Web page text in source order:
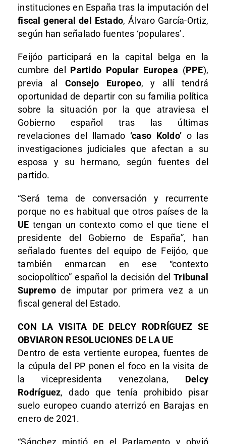
instituciones en España tras la imputación del
fiscal general del Estado, Álvaro García-Ortiz,
según han señalado fuentes ‘populares’.
Feijóo participará en la capital belga en la
cumbre del Partido Popular Europea (PPE),
previa al Consejo Europeo, y allí tendrá
oportunidad de departir con su familia política
sobre la situación por la que atraviesa el
Gobierno español tras las últimas
revelaciones del llamado ‘caso Koldo’ o las
investigaciones judiciales que afectan a su
esposa y su hermano, según fuentes del
partido.
“Será tema de conversación y recurrente
porque no es habitual que otros países de la
UE tengan un contexto como el que tiene el
presidente del Gobierno de España”, han
señalado fuentes del equipo de Feijóo, que
también enmarcan en ese “contexto
sociopolítico” español la decisión del Tribunal
Supremode imputar por primera vez a un
fiscal general del Estado.
CON LA VISITA DE DELCY RODRÍGUEZ SE
OBVIARON RESOLUCIONES DE LA UE
Dentro de esta vertiente europea, fuentes de
la cúpula del PP ponen el foco en la visita de
la vicepresidenta venezolana, Delcy
Rodríguez, dado que tenía prohibido pisar
suelo europeo cuando aterrizó en Barajas en
enero de 2021.
“Sánchez mintió en el Parlamento y obvió